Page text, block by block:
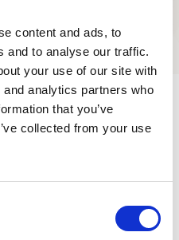
content and ads, to
and to analyse our traffic.
your use of our site with
analytics partners who
that you’ve
collected from your use